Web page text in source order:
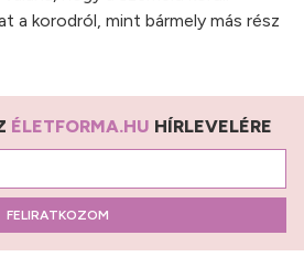
a korodról, mint bármely más rész
ÉLETFORMA.HU HÍRLEVELÉRE
FELIRATKOZOM